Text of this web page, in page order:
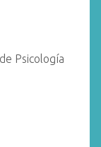
Psicología